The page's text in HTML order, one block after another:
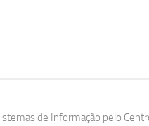
de Informação pelo